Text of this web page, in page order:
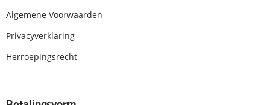
Algemene Voorwaarden
Privacyverklaring
Herroepingsrecht